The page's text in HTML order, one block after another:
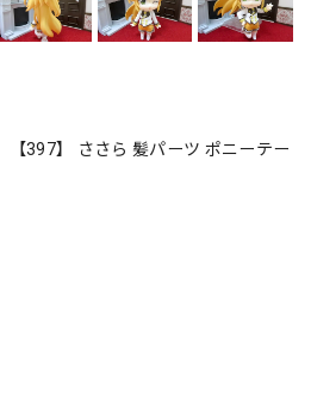
397】 ささら 髪パーツ ポニーテー